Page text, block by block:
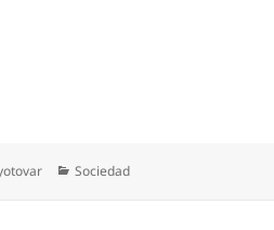
Categorías
Sociedad